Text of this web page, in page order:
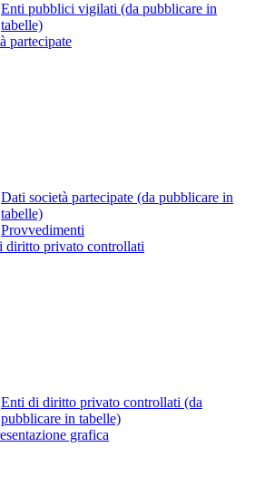
Enti pubblici vigilati (da pubblicare in
tabelle)
partecipate
Dati società partecipate (da pubblicare in
tabelle)
Provvedimenti
diritto privato controllati
Enti di diritto privato controllati (da
pubblicare in tabelle)
grafica